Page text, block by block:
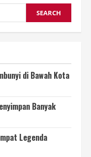
SEARCH
di Bawah Kota
Banyak
Legenda